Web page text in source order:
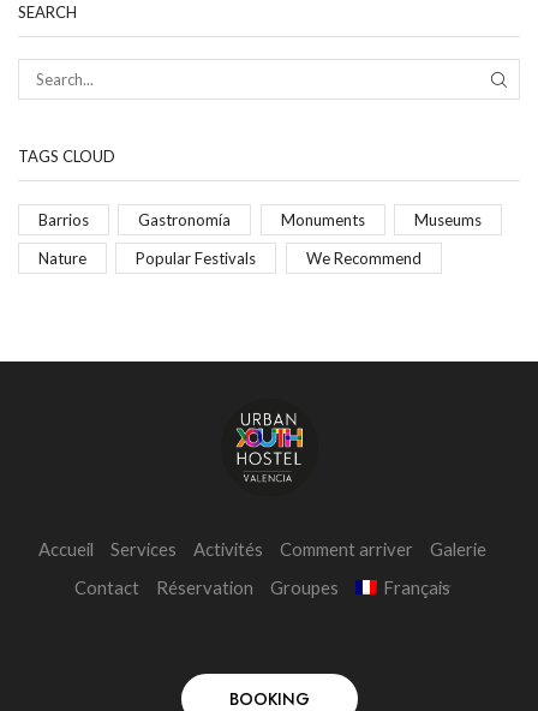
SEARCH
TAGS CLOUD
Barrios Gastronomía Monuments Museums
Nature Popular Festivals We Recommend
Accueil Services Activités Comment arriver
Galerie
Contact
Réservation Groupes Français
BOOKING